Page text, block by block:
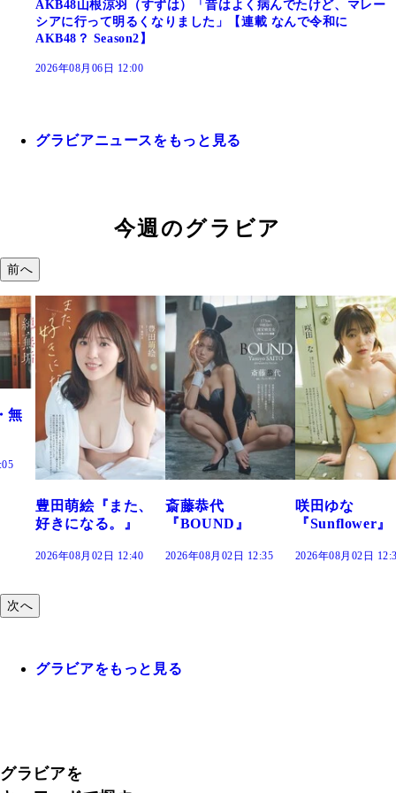
AKB48山根涼羽（すずは）「昔はよく病んでたけど、マレー
シアに行って明るくなりました」【連載 なんで令和に
AKB48？ Season2】
2026年08月06日 12:00
グラビアニュースをもっと見る
今週のグラビア
前へ
絵『また、
なる。』
08月02日 12:40
斎藤恭代
『BOUND』
2026年08月02日 12:35
『Sunflower』
2026年08月02日 12:30
だま
2026年
次へ
グラビアをもっと見る
グラビアを